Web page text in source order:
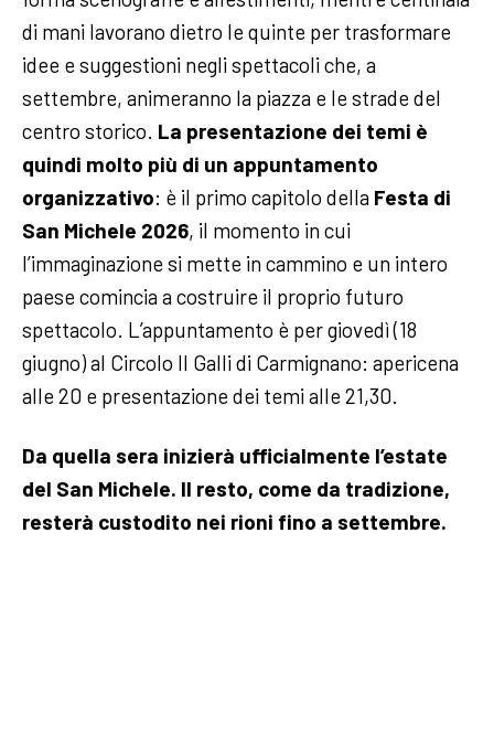
di mani lavorano dietro le quinte per trasformare
idee e suggestioni negli spettacoli che, a
settembre, animeranno la piazza e le strade del
centro storico. La presentazione dei temi è
quindi molto più di un appuntamento
organizzativo: è il primo capitolo della Festa di
San Michele 2026, il momento in cui
l’immaginazione si mette in cammino e un intero
paese comincia a costruire il proprio futuro
spettacolo. L’appuntamento è per giovedì (18
giugno) al Circolo Il Galli di Carmignano: apericena
alle 20 e presentazione dei temi alle 21,30.
Da quella sera inizierà ufficialmente l’estate
del San Michele. Il resto, come da tradizione,
resterà custodito nei rioni fino a settembre.